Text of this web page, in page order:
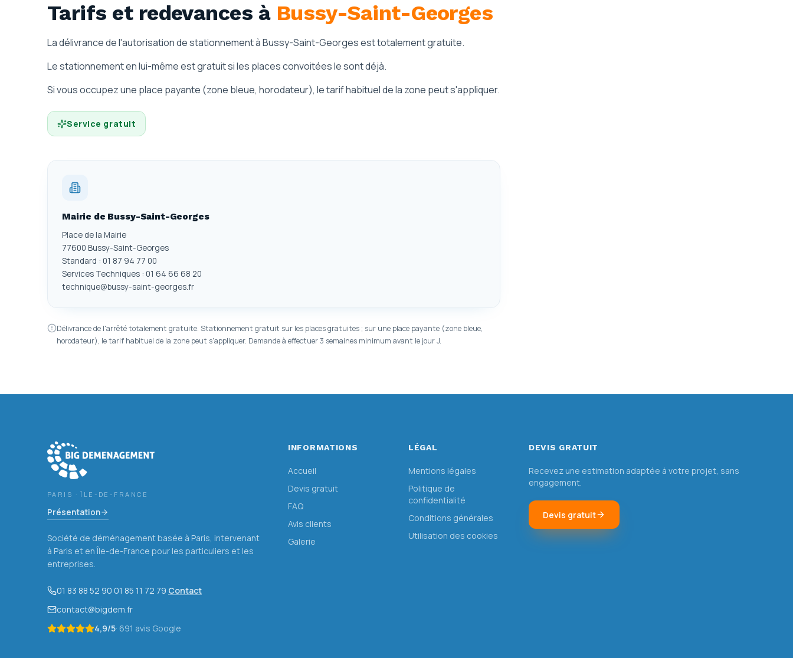
Tarifs et redevances à Bussy-Saint-Georges
La délivrance de l'autorisation de stationnement à Bussy-Saint-Georges est totalement gratuite.
Le stationnement en lui-même est gratuit si les places convoitées le sont déjà.
Si vous occupez une place payante (zone bleue, horodateur), le tarif habituel de la zone peut s'appliquer.
Service gratuit
Mairie de Bussy-Saint-Georges
Place de la Mairie
77600 Bussy-Saint-Georges
Standard : 01 87 94 77 00
Services Techniques : 01 64 66 68 20
technique@bussy-saint-georges.fr
Délivrance de l'arrêté totalement gratuite. Stationnement gratuit sur les places gratuites ; sur une place payante (zone bleue,
horodateur), le tarif habituel de la zone peut s'appliquer. Demande à effectuer 3 semaines minimum avant le jour J.
PARIS · ÎLE-DE-FRANCE
Présentation
Société de déménagement basée à Paris, intervenant
à Paris et en Île-de-France pour les particuliers et les
entreprises.
01 83 88 52 90·01 85 11 72 79·Contact
contact@bigdem.fr
4,9/5· 691 avis Google
INFORMATIONS
Accueil
Devis gratuit
FAQ
Avis clients
Galerie
LÉGAL
Mentions légales
Politique de
confidentialité
Conditions générales
Utilisation des cookies
DEVIS GRATUIT
Recevez une estimation adaptée à votre projet, sans
engagement.
Devis gratuit